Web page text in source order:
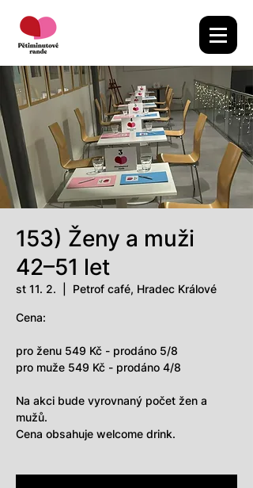
153) Ženy a muži
42–51 let
st 11. 2. Petrof café, Hradec Králové
Cena:
pro ženu 549 Kč - prodáno 5/8
pro muže 549 Kč - prodáno 4/8
Na akci bude vyrovnaný počet žen a
mužů.
Cena obsahuje welcome drink.